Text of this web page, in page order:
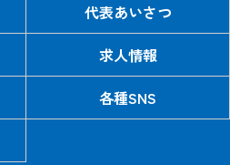
代表あいさつ
求人情報
各種SNS